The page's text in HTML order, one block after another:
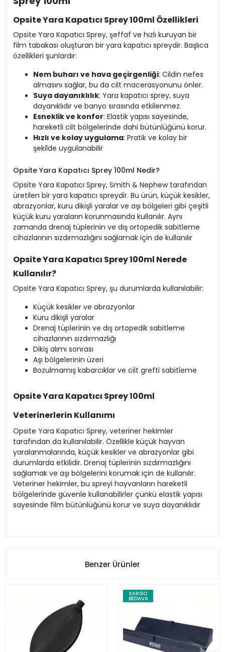
Opsite Yara Kapatıcı Sprey 100ml Özellikleri
Opsite Yara Kapatıcı Sprey, şeffaf ve hızlı kuruyan bir
film tabakası oluşturan bir yara kapatıcı spreydir. Başlıca
özellikleri şunlardır:
Nem buharı ve hava geçirgenliği: Cildin nefes
almasını sağlar, bu da cilt macerasyonunu önler.
Suya dayanıklılık: Yara kapatıcı sprey, suya
dayanıklıdır ve banyo sırasında etkilenmez.
Esneklik ve konfor: Elastik yapısı sayesinde,
hareketli cilt bölgelerinde dahi bütünlüğünü korur.
Hızlı ve kolay uygulama: Pratik ve kolay bir
şekilde uygulanabilir​
Opsite Yara Kapatıcı Sprey 100ml Nedir?
Opsite Yara Kapatıcı Sprey, Smith & Nephew tarafından
üretilen bir yara kapatıcı spreydir. Bu ürün, küçük kesikler,
abrazyonlar, kuru dikişli yaralar ve aşı bölgeleri gibi çeşitli
küçük kuru yaraların korunmasında kullanılır. Aynı
zamanda drenaj tüplerinin ve dış ortopedik sabitleme
cihazlarının sızdırmazlığını sağlamak için de kullanılır​
Opsite Yara Kapatıcı Sprey 100ml Nerede
Kullanılır?
Opsite Yara Kapatıcı Sprey, şu durumlarda kullanılabilir:
Küçük kesikler ve abrazyonlar
Kuru dikişli yaralar
Drenaj tüplerinin ve dış ortopedik sabitleme
cihazlarının sızdırmazlığı
Dikiş alımı sonrası
Aşı bölgelerinin üzeri
Bozulmamış kabarcıklar ve cilt grefti sabitleme
Opsite Yara Kapatıcı Sprey 100ml
Veterinerlerin Kullanımı
Opsite Yara Kapatıcı Sprey, veteriner hekimler
tarafından da kullanılabilir. Özellikle küçük hayvan
yaralanmalarında, küçük kesikler ve abrazyonlar gibi
durumlarda etkilidir. Drenaj tüplerinin sızdırmazlığını
sağlamak ve aşı bölgelerini korumak için de kullanılır.
Veteriner hekimler, bu spreyi hayvanların hareketli
bölgelerinde güvenle kullanabilirler çünkü elastik yapısı
sayesinde film bütünlüğünü korur ve suya dayanıklıdır​
Benzer Ürünler
KARGO
BEDAVA